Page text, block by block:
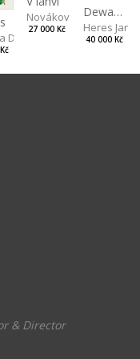
Dorota
Nováková Blanka
27 000 Kč
Dewa pagan
Heres Jan
40 000 Kč
& Director